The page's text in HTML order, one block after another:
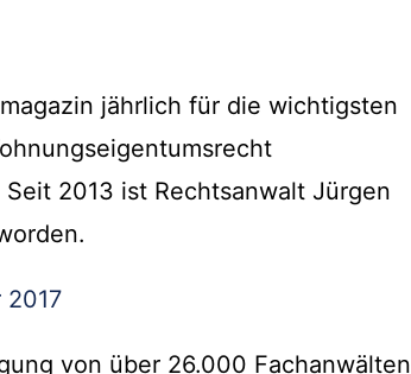
jährlich für die wichtigsten
2013 ist Rechtsanwalt Jürgen
von über 26.000 Fachanwälten